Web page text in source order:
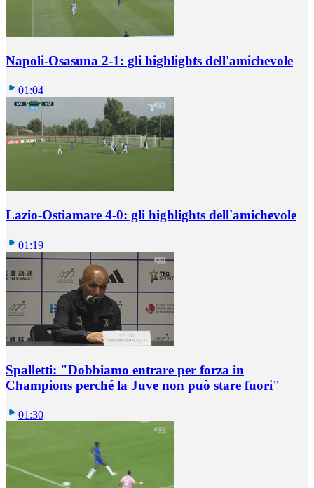
Napoli-Osasuna 2-1: gli highlights dell'amichevole
01:04
Lazio-Ostiamare 4-0: gli highlights dell'amichevole
01:19
Spalletti: "Dobbiamo entrare per forza in
Champions perché la Juve non può stare fuori"
01:30